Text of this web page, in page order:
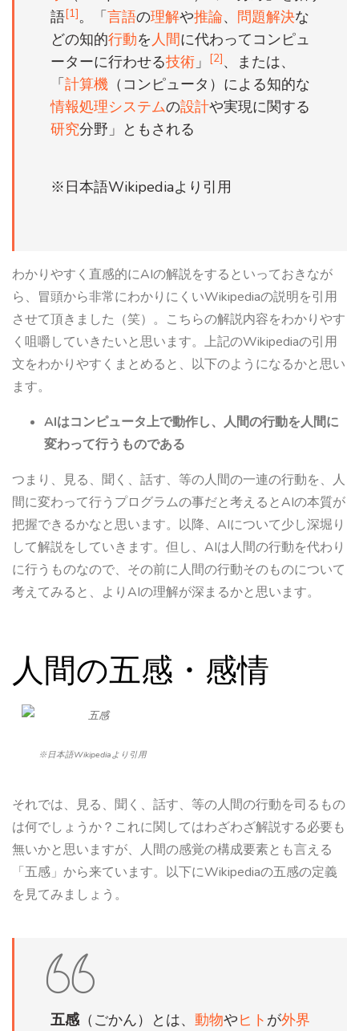
語[1]。「言語の理解や推論、 問題解決な
どの知的行動を人間に代わってコンピュ
ーターに行わせる技術 」 [2]、または、
「計算機 （コンピュータ）による知的な
情報処理システムの設計や実現に関する
研究分野」ともされる
※日本語Wikipediaより引用
わかりやすく直感的にAIの解説をするといっておきなが
ら、冒頭から非常にわかりにくいWikipediaの説明を引用
させて頂きました（笑）。こちらの解説内容をわかりやす
く咀嚼していきたいと思います。上記のWikipediaの引用
文をわかりやすくまとめると、以下のようになるかと思い
ます。
AIはコンピュータ上で動作し、人間の行動を人間に
変わって行うものである
つまり、見る、聞く、話す、等の人間の一連の行動を、人
間に変わって行うプログラムの事だと考えるとAIの本質が
把握できるかなと思います。以降、AIについて少し深堀り
して解説をしていきます。但し、AIは人間の行動を代わり
に行うものなので、その前に人間の行動そのものについて
考えてみると、よりAIの理解が深まるかと思います。
人間の五感・感情
※日本語Wikipediaより引用
それでは、見る、聞く、話す、等の人間の行動を司るもの
は何でしょうか？これに関してはわざわざ解説する必要も
無いかと思いますが、人間の感覚の構成要素とも言える
「五感」から来ています。以下にWikipediaの五感の定義
を見てみましょう。
五感（ごかん）とは、 動物やヒト が外界